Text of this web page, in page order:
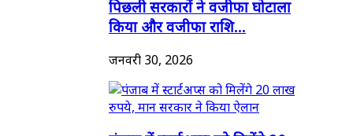
पिछली सरकारों ने वजीफा घोटाला
किया और वजीफा राशि...
जनवरी 30, 2026